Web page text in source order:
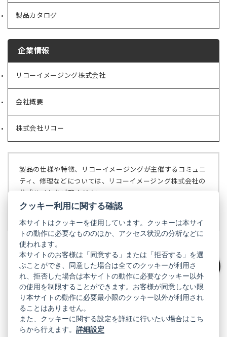
絞り込み
製品カタログ
企業情報
リコーイメージング株式会社
（新
タ
ブ
で
開
く）
会社概要
（新
タ
ブ
で
く）
株式会社リコー
（新
ブ
で
開
製品の仕様や特徴、リコーイメージングが主催するコミュニ
ティ、修理などについては、リコーイメージング株式会社の
公式サイトをご覧ください。
リコーイメージング株式会社の公式サイト
（新
し
い
タ
ブ
で
開
く）
PENTAX
PENTAX
の
公
式
LINE（新
し
い
PENTAX
の
公
し
い
PENTAX
の
公
し
PENTAX
の
公
し
PENTAX
の
公
し
GR
GR
クッキー利用に関する確認
本サイトはクッキーを使用しています。クッキーは本サイ
トの動作に必要なもののほか、アクセス状況の分析などに
使われます。
本サイトのお客様は「同意する」または「拒否する」を選
ぶことができ、同意した場合は全てのクッキーが利用さ
れ、拒否した場合は本サイトの動作に必要なクッキー以外
の使用を制限することができます。お客様が同意しない限
り本サイトの動作に必要最小限のクッキー以外が利用され
ることはありません。
また、クッキーに関する設定を詳細に行いたい場合はこち
らから行えます。詳細設定